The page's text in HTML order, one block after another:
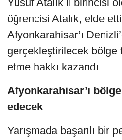
Yusuf Atalık il birincisi
öğrencisi Atalık, elde
Afyonkarahisar’ı
gerçekleştirilecek bölge
etme hakkı kazandı.
Afyonkarahisar’ı
edecek
Yarışmada başarılı bir